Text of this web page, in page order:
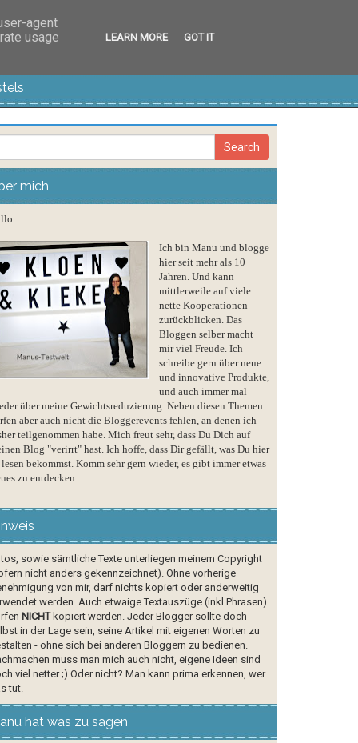
mich
Ich bin Manu und blogge
hier seit mehr als 10
Jahren. Und kann
mittlerweile auf viele
nette Kooperationen
zurückblicken. Das
Bloggen selber macht
mir viel Freude. Ich
schreibe gern über neue
und innovative Produkte,
und auch immer mal
über meine Gewichtsreduzierung. Neben diesen Themen
aber auch nicht die Bloggerevents fehlen, an denen ich
teilgenommen habe. Mich freut sehr, dass Du Dich auf
Blog "verirrt" hast. Ich hoffe, dass Dir gefällt, was Du hier
bekommst. Komm sehr gern wieder, es gibt immer etwas
zu entdecken.
sowie sämtliche Texte unterliegen meinem Copyright
nicht anders gekennzeichnet). Ohne vorherige
von mir, darf nichts kopiert oder anderweitig
werden. Auch etwaige Textauszüge (inkl Phrasen)
NICHTkopiert werden. Jeder Blogger sollte doch
in der Lage sein, seine Artikel mit eigenen Worten zu
- ohne sich bei anderen Bloggern zu bedienen.
muss man mich auch nicht, eigene Ideen sind
viel netter ;) Oder nicht? Man kann prima erkennen, wer
tut.
hat was zu sagen
agent
usage
LEARN MORE GOT IT